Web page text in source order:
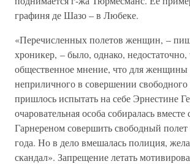
графиня де Шазо – в Любеке.
«Перечисленных полетов женщин, –
хроникер, – было, однако,
общественное мнение, что для женщины
неприличного в совершении свободного
пришлось испытать на себе Эрнестине
очаровательная особа собиралась
Гарнереном совершить свободный полет
года. Но в дело вмешалась полиция,
скандал». Запрещение летать